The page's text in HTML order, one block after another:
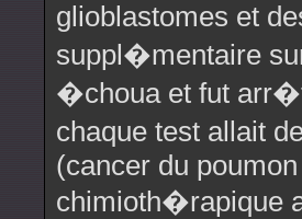
glioblastomes et
suppl�mentaire
�choua et fut
chaque test allait
(cancer du
chimioth�rapique